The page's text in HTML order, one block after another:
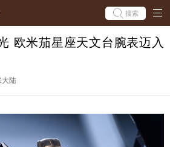
搜索
欧米茄星座天文台腕表迈入
大陆